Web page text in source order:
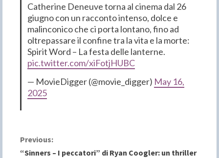
Catherine Deneuve torna al cinema dal 26
giugno con un racconto intenso, dolce e
malinconico che ci porta lontano, fino ad
oltrepassare il confine tra la vita e la morte:
Spirit Word – La festa delle lanterne.
pic.twitter.com/xiFotjHUBC
— MovieDigger (@movie_digger) May 16,
2025
C
Previous:
“Sinners – I peccatori” di Ryan Coogler: un thriller